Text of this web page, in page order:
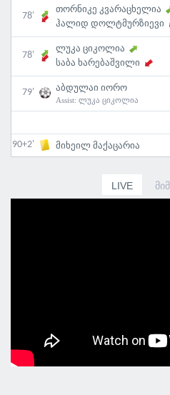
78'
თორნიკე კვარაცხელია
ჰალიდ დოლტმურზიევი
78'
ლუკა ციკოლია
საბა ხარებაშვილი
79' აბდულაი იორო
Assist: ლუკა ციკოლია
90+2' მიხეილ მაქაცარია
LIVE